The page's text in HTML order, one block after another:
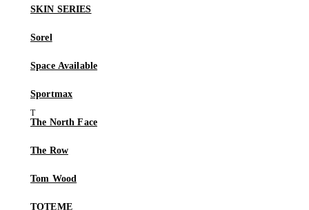
SKIN SERIES
Sorel
Space Available
Sportmax
The North Face
The Row
Tom Wood
TOTEME